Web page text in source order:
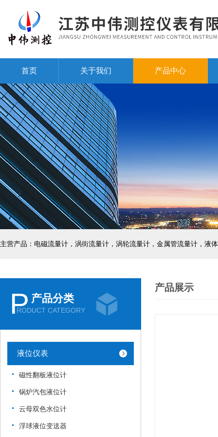
首页 关于我们 产品中心
主营产品：电磁流量计，涡街流量计，涡轮流量计，金属管流量计，液
P 产品分类
RODUCT CATEGORY
液位仪表
磁性翻板液位计
锅炉汽包液位计
云母双色水位计
浮球液位变送器
产品展示